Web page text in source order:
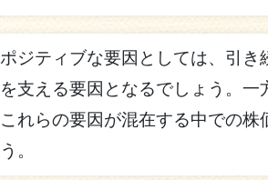
ポジティブな要因としては、引
を支える要因となるでしょう。一
これらの要因が混在する中での
う。